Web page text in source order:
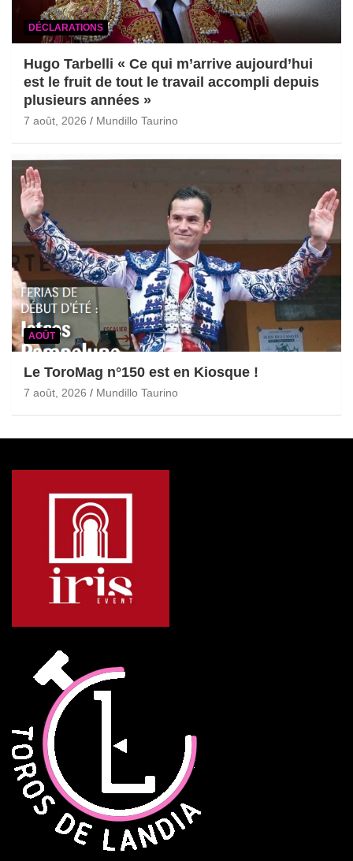
DÉCLARATIONS
Hugo Tarbelli « Ce qui m’arrive aujourd’hui
est le fruit de tout le travail accompli depuis
plusieurs années »
7 août, 2026 Mundillo Taurino
AOÛT
Le ToroMag n°150 est en Kiosque !
7 août, 2026 Mundillo Taurino